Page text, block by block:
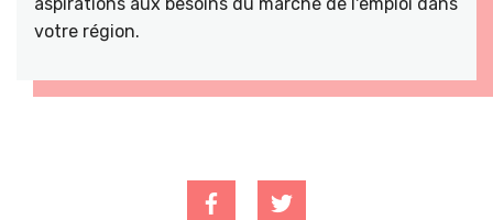
votre région.